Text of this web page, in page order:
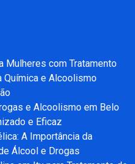
Mulheres com Tratamento
Química e Alcoolismo
e Alcoolismo em Belo
e Eficaz
A Importância da
Álcool e Drogas